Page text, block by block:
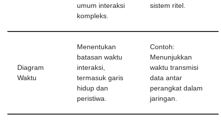
umum interaksi
kompleks.
sistem ritel.
Diagram
Waktu
Menentukan
batasan waktu
interaksi,
termasuk garis
hidup dan
peristiwa.
Contoh:
Menunjukkan
waktu transmisi
data antar
perangkat dalam
jaringan.